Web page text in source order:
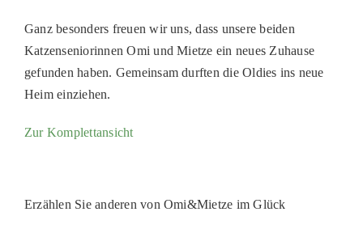
PATENSCHAFTEN
HELFER WERDEN
RATGEBER
Ganz besonders freuen wir uns, dass unsere beiden
Katzenseniorinnen Omi und Mietze ein neues Zuhause
gefunden haben. Gemeinsam durften die Oldies ins neue
Heim einziehen.
Zur Komplettansicht
Erzählen Sie anderen von Omi&Mietze im Glück